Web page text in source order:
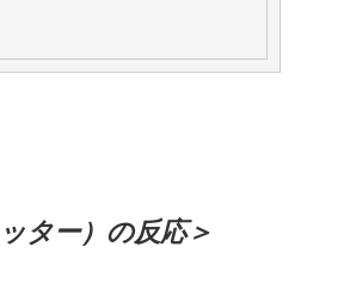
ター）の反応＞